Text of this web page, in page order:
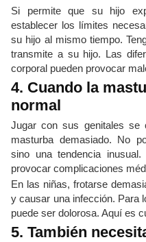
Si permite que su hijo
establecer los límites
su hijo al mismo tiempo.
transmite a su hijo. Las
corporal pueden provocar
4. Cuando la
normal
Jugar con sus genitales se
masturba demasiado. No
sino una tendencia
provocar complicaciones
En las niñas, frotarse
y causar una infección. Para
puede ser dolorosa. Aquí es
5. También